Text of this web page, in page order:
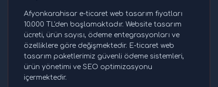
Afyonkarahisar e-ticaret web tasarım fiyatları
10.000 TL'den başlamaktadır. Website tasarım
ücreti, ürün sayısı, ödeme entegrasyonları ve
özelliklere göre değişmektedir. E-ticaret web
tasarım paketlerimiz güvenli ödeme sistemleri,
ürün yönetimi ve SEO optimizasyonu
içermektedir.